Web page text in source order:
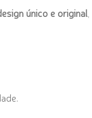
único e original